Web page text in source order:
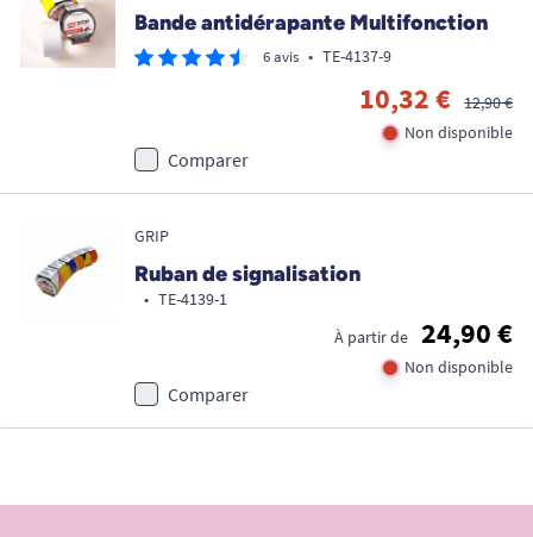
Bande antidérapante Multifonction
6 avis • TE-4137-9
10,32 €
12,90 €
Non disponible
Comparer
GRIP
Ruban de signalisation
• TE-4139-1
À partir de
24,90 €
Non disponible
Comparer